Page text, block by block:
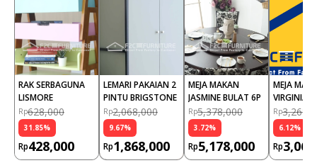
RAK SERBAGUNA
LISMORE
Rp628,000
31.85%
Rp428,000
LEMARI PAKAIAN 2
PINTU BRIGSTONE
Rp2,068,000
9.67%
Rp1,868,000
MEJA MAKAN
JASMINE BULAT 6P
Rp5,378,000
3.72%
Rp5,178,000
MEJA
VIRGINIA
Rp
6.12%
Rp